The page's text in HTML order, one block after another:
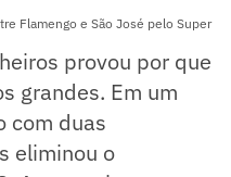
Flamengo e São José pelo Super
provou por que
grandes. Em um
com duas
eliminou o